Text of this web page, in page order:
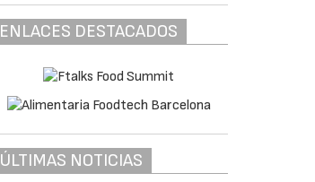
ENLACES DESTACADOS
ÚLTIMAS NOTICIAS